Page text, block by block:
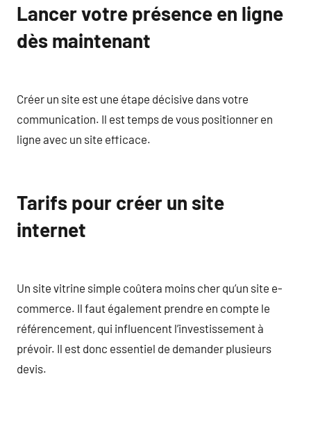
Lancer votre présence en ligne
dès maintenant
Créer un site est une étape décisive dans votre
communication. Il est temps de vous positionner en
ligne avec un site efficace.
Tarifs pour créer un site
internet
Un site vitrine simple coûtera moins cher qu’un site e-
commerce. Il faut également prendre en compte le
référencement, qui influencent l’investissement à
prévoir. Il est donc essentiel de demander plusieurs
devis.